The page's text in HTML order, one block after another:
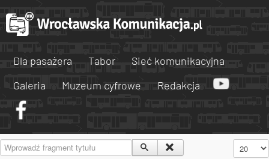
Dla pasażera Tabor
Sieć komunikacyjna
Galeria
Muzeum cyfrowe Redakcja
Wprowadź fragment tytułu Pokaż #